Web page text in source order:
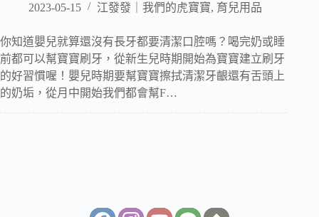
2023-05-15 江發發｜我們的虎寶寶, 育兒用品
你知道嬰兒就算還沒有長牙都要清潔口腔嗎？喝完奶或睡
前都可以幫寶寶刷牙，從新生兒時期開始為寶寶建立刷牙
的好習慣喔！嬰兒時期要幫寶寶擦拭清潔牙齦還有舌頭上
的奶垢，從月中開始我們都會幫F…